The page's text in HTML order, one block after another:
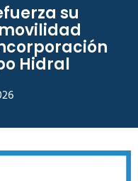
su
Hidral